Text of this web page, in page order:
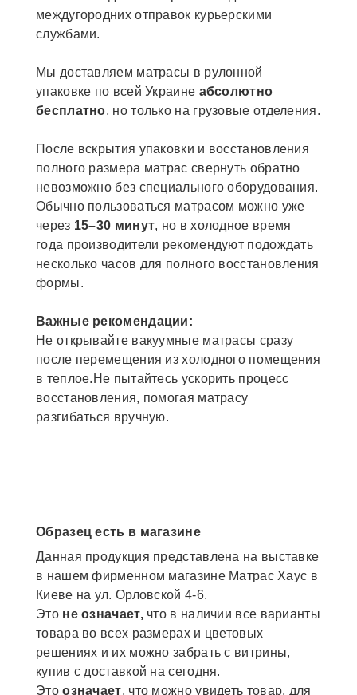
междугородних отправок курьерскими
службами.
Мы доставляем матрасы в рулонной
упаковке по всей Украине абсолютно
бесплатно, но только на грузовые отделения.
После вскрытия упаковки и восстановления
полного размера матрас свернуть обратно
невозможно без специального оборудования.
Обычно пользоваться матрасом можно уже
через 15–30 минут, но в холодное время
года производители рекомендуют подождать
несколько часов для полного восстановления
формы.
Важные рекомендации:
Не открывайте вакуумные матрасы сразу
после перемещения из холодного помещения
в теплое.Не пытайтесь ускорить процесс
восстановления, помогая матрасу
разгибаться вручную.
Образец есть в магазине
Данная продукция представлена на выставке
в нашем фирменном магазине Матрас Хаус в
Киеве на ул. Орловской 4-6.
Этоне означает,что в наличии все варианты
товара во всех размерах и цветовых
решениях и их можно забрать с витрины,
купив с доставкой на сегодня.
Этоозначает, что можно увидеть товар, для